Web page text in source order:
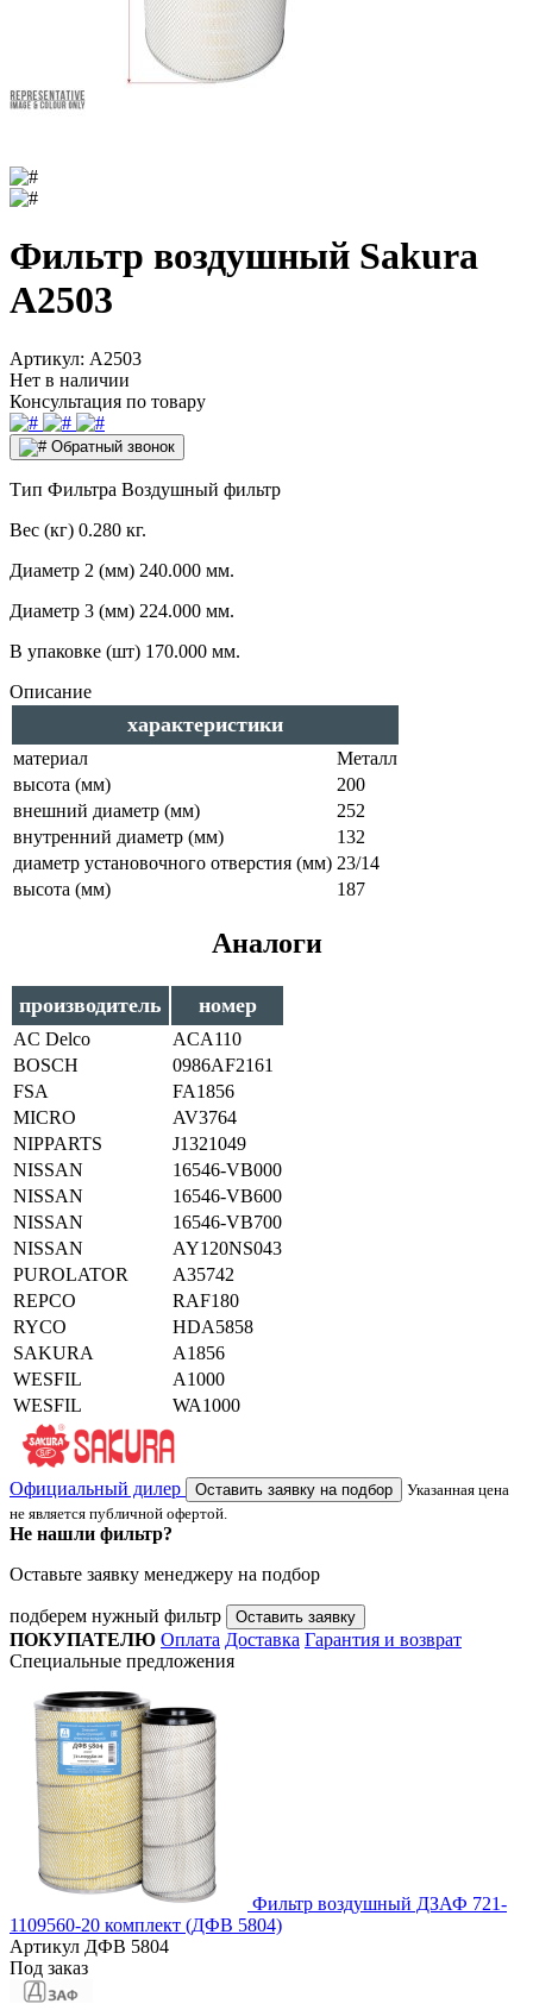
Фильтр воздушный Sakura
A2503
Артикул: A2503
Нет в наличии
Консультация по товару
Обратный звонок
Тип Фильтра Воздушный фильтр
Вес (кг) 0.280 кг.
Диаметр 2 (мм) 240.000 мм.
Диаметр 3 (мм) 224.000 мм.
В упаковке (шт) 170.000 мм.
Описание
характеристики
материал
Металл
высота (мм)
200
внешний диаметр (мм)
252
внутренний диаметр (мм)
132
диаметр установочного отверстия (мм) 23/14
высота (мм)
187
Аналоги
производитель номер
AC Delco
ACA110
BOSCH
0986AF2161
FSA
FA1856
MICRO
AV3764
NIPPARTS
J1321049
NISSAN
16546-VB000
NISSAN
16546-VB600
NISSAN
16546-VB700
NISSAN
AY120NS043
PUROLATOR
A35742
REPCO
RAF180
RYCO
HDA5858
SAKURA
A1856
WESFIL
A1000
WESFIL
WA1000
Официальный дилер Оставить заявку на подбор
Указанная цена
не является публичной офертой.
Не нашли фильтр?
Оставьте заявку менеджеру на подбор
подберем нужный фильтр Оставить заявку
ПОКУПАТЕЛЮ Оплата Доставка Гарантия и возврат
Специальные предложения
Фильтр воздушный ДЗАФ 721-
1109560-20 комплект (ДФВ 5804)
Артикул ДФВ 5804
Под заказ